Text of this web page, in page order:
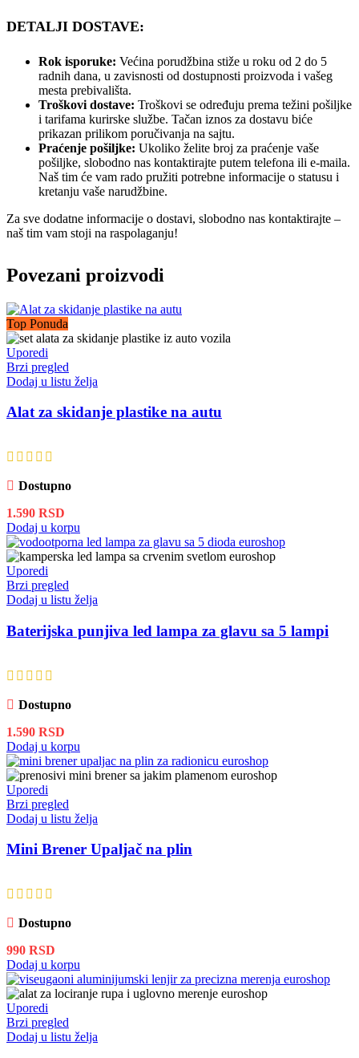
DETALJI DOSTAVE:
Rok isporuke: Većina porudžbina stiže u roku od 2 do 5
radnih dana, u zavisnosti od dostupnosti proizvoda i vašeg
mesta prebivališta.
Troškovi dostave: Troškovi se određuju prema težini pošiljke
i tarifama kurirske službe. Tačan iznos za dostavu biće
prikazan prilikom poručivanja na sajtu.
Praćenje pošiljke: Ukoliko želite broj za praćenje vaše
pošiljke, slobodno nas kontaktirajte putem telefona ili e-maila.
Naš tim će vam rado pružiti potrebne informacije o statusu i
kretanju vaše narudžbine.
Za sve dodatne informacije o dostavi, slobodno nas kontaktirajte –
naš tim vam stoji na raspolaganju!
Povezani proizvodi
Top Ponuda
Uporedi
Brzi pregled
Dodaj u listu želja
Alat za skidanje plastike na autu
Dostupno
1.590 RSD
Dodaj u korpu
Uporedi
Brzi pregled
Dodaj u listu želja
Baterijska punjiva led lampa za glavu sa 5 lampi
Dostupno
1.590 RSD
Dodaj u korpu
Uporedi
Brzi pregled
Dodaj u listu želja
Mini Brener Upaljač na plin
Dostupno
990 RSD
Dodaj u korpu
Uporedi
Brzi pregled
Dodaj u listu želja